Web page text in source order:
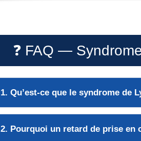
❓ FAQ —
1. Qu’est-ce que le syndrome de
2. Pourquoi un retard de prise en